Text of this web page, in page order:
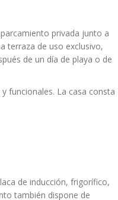
privada junto a
terraza de uso exclusivo,
de un día de playa o de
funcionales. La casa consta
de inducción, frigorífico,
también dispone de